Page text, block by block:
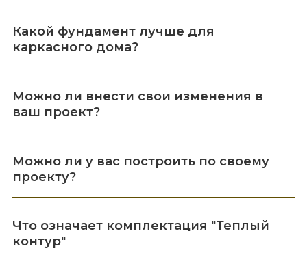
Какой фундамент лучше для
каркасного дома?
Можно ли внести свои изменения в
ваш проект?
Можно ли у вас построить по своему
проекту?
Что означает комплектация "Теплый
контур"